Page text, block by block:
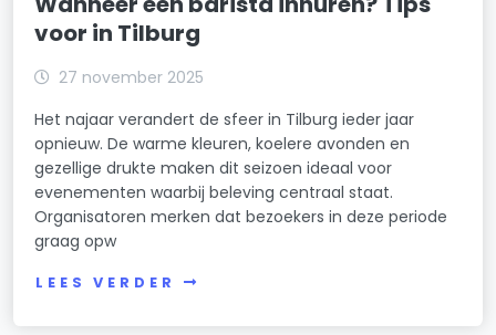
voor in Tilburg
27 november 2025
Het najaar verandert de sfeer in Tilburg ieder jaar
opnieuw. De warme kleuren, koelere avonden en
gezellige drukte maken dit seizoen ideaal voor
evenementen waarbij beleving centraal staat.
Organisatoren merken dat bezoekers in deze periode
graag opw
LEES VERDER